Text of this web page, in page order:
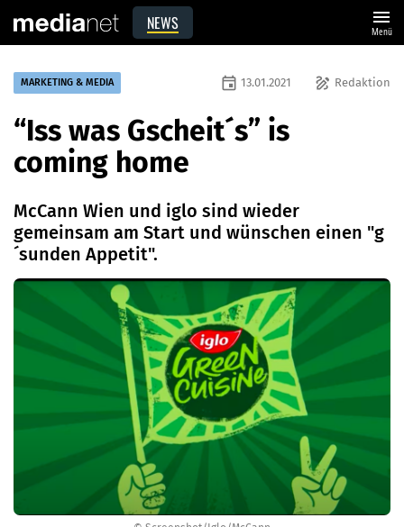
NEWS menu
Menü
MARKETING & MEDIA draw Redaktion
event 13.01.2021
“Iss was Gscheit´s” is
coming home
McCann Wien und iglo sind wieder
gemeinsam am Start und wünschen einen "g
´sunden Appetit".